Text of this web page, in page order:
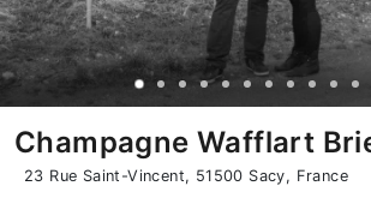
Champagne Wafflart
23 Rue Saint-Vincent, 51500 Sacy, France